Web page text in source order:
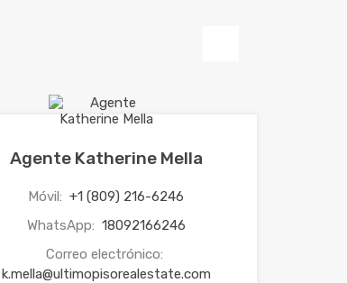
Agente Katherine Mella
Móvil: +1 (809) 216-6246
WhatsApp: 18092166246
Correo electrónico:
k.mella@ultimopisorealestate.com